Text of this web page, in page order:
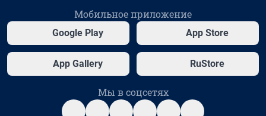
Мобильное приложение
Google Play App Store
App Gallery RuStore
Мы в соцсетях